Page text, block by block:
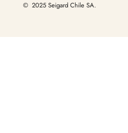
© 2025 Seigard Chile SA.